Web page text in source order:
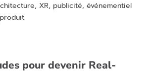
XR, publicité, événementiel
pour devenir Real-